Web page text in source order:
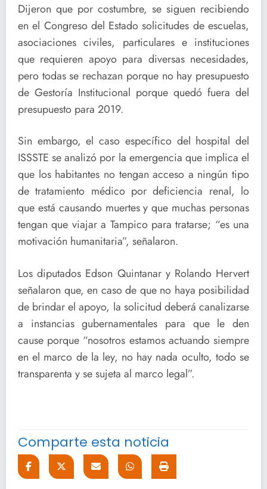
Dijeron que por costumbre, se siguen recibiendo
en el Congreso del Estado solicitudes de escuelas,
asociaciones civiles, particulares e instituciones
que requieren apoyo para diversas necesidades,
pero todas se rechazan porque no hay presupuesto
de Gestoría Institucional porque quedó fuera del
presupuesto para 2019.
Sin embargo, el caso específico del hospital del
ISSSTE se analizó por la emergencia que implica el
que los habitantes no tengan acceso a ningún tipo
de tratamiento médico por deficiencia renal, lo
que está causando muertes y que muchas personas
tengan que viajar a Tampico para tratarse; “es una
motivación humanitaria”, señalaron.
Los diputados Edson Quintanar y Rolando Hervert
señalaron que, en caso de que no haya posibilidad
de brindar el apoyo, la solicitud deberá canalizarse
a instancias gubernamentales para que le den
cause porque “nosotros estamos actuando siempre
en el marco de la ley, no hay nada oculto, todo se
transparenta y se sujeta al marco legal”.
Comparte esta noticia